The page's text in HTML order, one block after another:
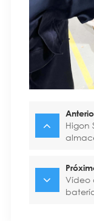
Higon
Vídeo